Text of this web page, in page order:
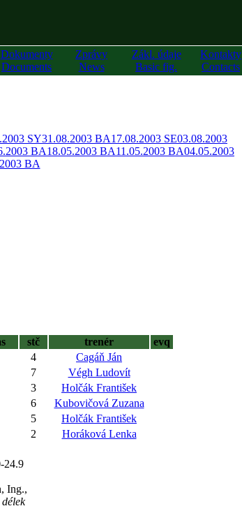
Dokumenty
Documents
Zprávy
News
Zákl. údaje
Basic fig.
Kontakty
Contacts
SY31.08.2003 BA17.08.2003 SE03.08.2003
BA18.05.2003 BA11.05.2003 BA04.05.2003
BA
stč trenér
evq
4
Cagáň Ján
7
Végh Ludovít
3
Holčák František
6
Kubovičová Zuzana
5
Holčák František
2
Horáková Lenka
24.9
Ing.,